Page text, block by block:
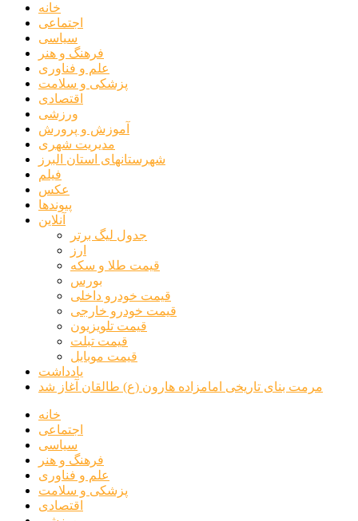
خانه
اجتماعی
سیاسی
فرهنگ و هنر
علم و فناوری
پزشکی و سلامت
اقتصادی
ورزشی
آموزش و پرورش
مدیریت شهری
شهرستانهای استان البرز
فیلم
عکس
پیوندها
آنلاین
جدول لیگ برتر
ارز
قیمت طلا و سکه
بورس
قیمت خودرو داخلی
قیمت خودرو خارجی
قیمت تلویزیون
قیمت تبلت
قیمت موبایل
یادداشت
مرمت بنای تاریخی امامزاده هارون (ع) طالقان آغاز شد
خانه
اجتماعی
سیاسی
فرهنگ و هنر
علم و فناوری
پزشکی و سلامت
اقتصادی